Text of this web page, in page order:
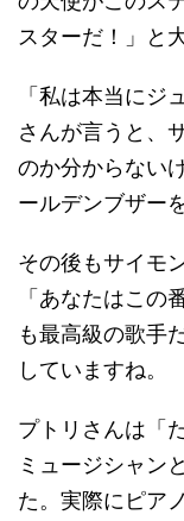
スターだ！」と
「私は本当にジ
さんが言うと、
のか分からない
ールデンブザー
その後もサイモ
「あなたはこの
も最高級の歌手
していますね。
プトリさんは「
ミュージシャン
た。実際にピア